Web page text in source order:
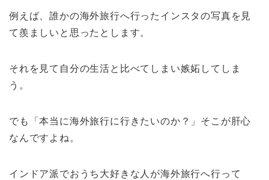
例えば、誰かの海外旅行へ行ったインスタの写真を見
て羨ましいと思ったとします。
それを見て自分の生活と比べてしまい嫉妬してしま
う。
でも「本当に海外旅行に行きたいのか？」そこが肝心
なんですよね。
インドア派でおうち大好きな人が海外旅行へ行って